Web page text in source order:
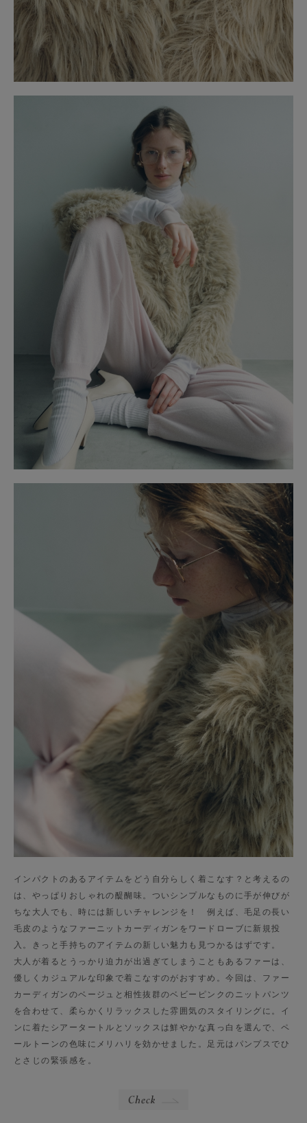
インパクトのあるアイテムをどう自分らしく着こなす？と考えるの
は、やっぱりおしゃれの醍醐味。ついシンプルなものに手が伸びが
ちな大人でも、時には新しいチャレンジを！ 例えば、毛足の長い
毛皮のようなファーニットカーディガンをワードローブに新規投
入。きっと手持ちのアイテムの新しい魅力も見つかるはずです。
大人が着るとうっかり迫力が出過ぎてしまうこともあるファーは、
優しくカジュアルな印象で着こなすのがおすすめ。今回は、ファー
カーディガンのベージュと相性抜群のベビーピンクのニットパンツ
を合わせて、柔らかくリラックスした雰囲気のスタイリングに。イ
ンに着たシアータートルとソックスは鮮やかな真っ白を選んで、ペ
ールトーンの色味にメリハリを効かせました。足元はパンプスでひ
とさじの緊張感を。